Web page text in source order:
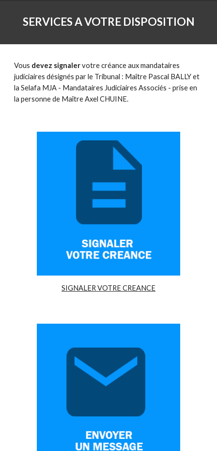
SERVICES A VOTRE DISPOSITION
Vous devez signaler votre créance aux mandataires
judiciaires désignés par le Tribunal : Maître Pascal BALLY et
la Selafa MJA - Mandataires Judiciaires Associés - prise en
la personne de Maître Axel CHUINE.
SIGNALER VOTRE CREANCE